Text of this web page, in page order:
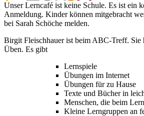
Unser Lerncafé ist keine Schule. Es ist ein
Anmeldung. Kinder können mitgebracht
bei Sarah Schöche melden.
Birgit Fleischhauer ist beim ABC-Treff. Sie
Üben. Es gibt
Lernspiele
Übungen im Internet
Übungen für zu Hause
Texte und Bücher in
Menschen, die beim
Kleine Lerngruppen an